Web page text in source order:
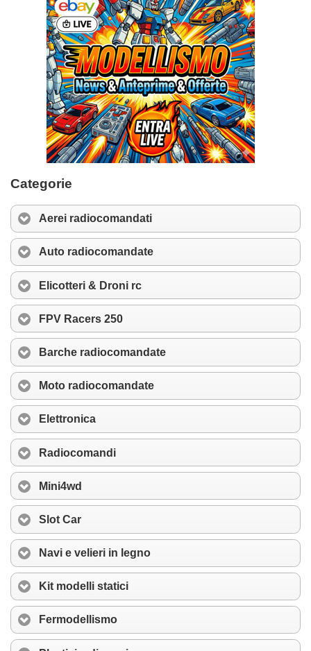
Categorie
Aerei radiocomandati
Auto radiocomandate
Elicotteri & Droni rc
FPV Racers 250
Barche radiocomandate
Moto radiocomandate
Elettronica
Radiocomandi
Mini4wd
Slot Car
Navi e velieri in legno
Kit modelli statici
Fermodellismo